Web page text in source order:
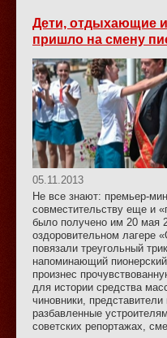
Дети, отдыхающие
пришло на смену
05.11.2013
Не все знают: премьер-
совместительству еще и
было получено им 20 мая
оздоровительном лагере
повязали треугольный
напоминающий
произнес
для истории средства
чиновники, представители
разбавленные
советских репортажах,